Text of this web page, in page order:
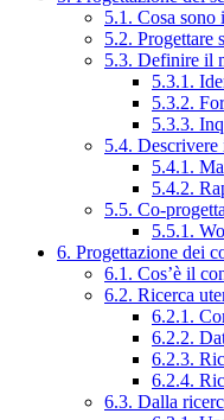
5.1. Cosa sono
5.2. Progettare
5.3. Definire il
5.3.1.
5.3.2.
5.3.3.
5.4.
5.4.1.
5.4.2.
5.5. Co-
5.5.1.
6. Progettazione dei
6.1. Cos’è il
6.2. Ricerca
6.2.1.
6.2.2.
6.2.3.
6.2.4.
6.3. Dalla